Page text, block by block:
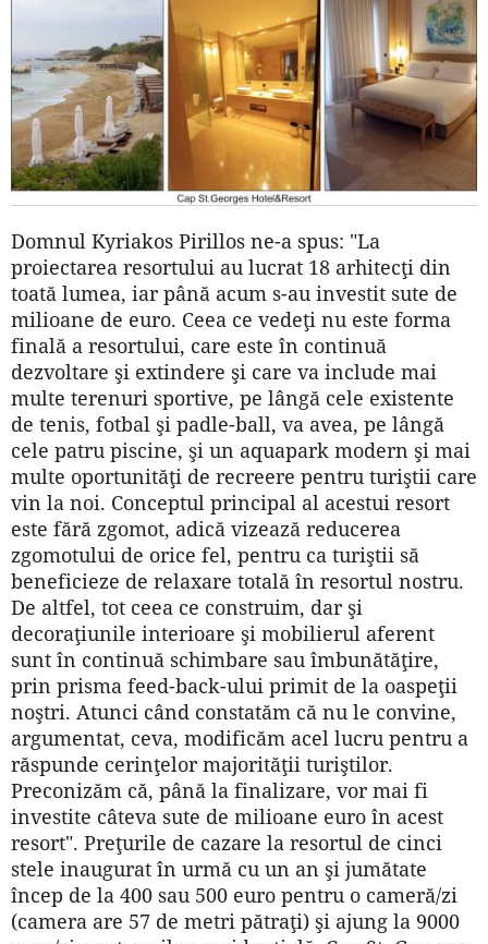
Domnul Kyriakos Pirillos ne-a spus: "La
proiectarea resortului au lucrat 18 arhitecţi din
toată lumea, iar până acum s-au investit sute de
milioane de euro. Ceea ce vedeţi nu este forma
finală a resortului, care este în continuă
dezvoltare şi extindere şi care va include mai
multe terenuri sportive, pe lângă cele existente
de tenis, fotbal şi padle-ball, va avea, pe lângă
cele patru piscine, şi un aquapark modern şi mai
multe oportunităţi de recreere pentru turiştii care
vin la noi. Conceptul principal al acestui resort
este fără zgomot, adică vizează reducerea
zgomotului de orice fel, pentru ca turiştii să
beneficieze de relaxare totală în resortul nostru.
De altfel, tot ceea ce construim, dar şi
decoraţiunile interioare şi mobilierul aferent
sunt în continuă schimbare sau îmbunătăţire,
prin prisma feed-back-ului primit de la oaspeţii
noştri. Atunci când constatăm că nu le convine,
argumentat, ceva, modificăm acel lucru pentru a
răspunde cerinţelor majorităţii turiştilor.
Preconizăm că, până la finalizare, vor mai fi
investite câteva sute de milioane euro în acest
resort". Preţurile de cazare la resortul de cinci
stele inaugurat în urmă cu un an şi jumătate
încep de la 400 sau 500 euro pentru o cameră/zi
(camera are 57 de metri pătraţi) şi ajung la 9000